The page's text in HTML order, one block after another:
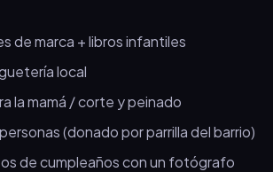
de marca + libros infantiles
local
la mamá / corte y peinado
(donado por parrilla del barrio)
de cumpleaños con un fotógrafo